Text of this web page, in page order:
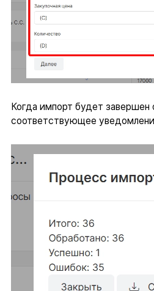
Когда импорт будет завершен
соответствующее